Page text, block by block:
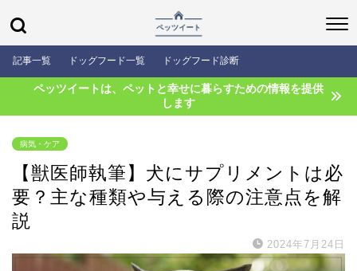
記事一覧 ドッグフード一覧 ドッグフード診断
ペッツイートは、ペットと幸せに暮らすための情報を提供
します
病気・ケア
【獣医師執筆】犬にサプリメントは必
要？主な種類や与える際の注意点を解
説
2024年7月24日